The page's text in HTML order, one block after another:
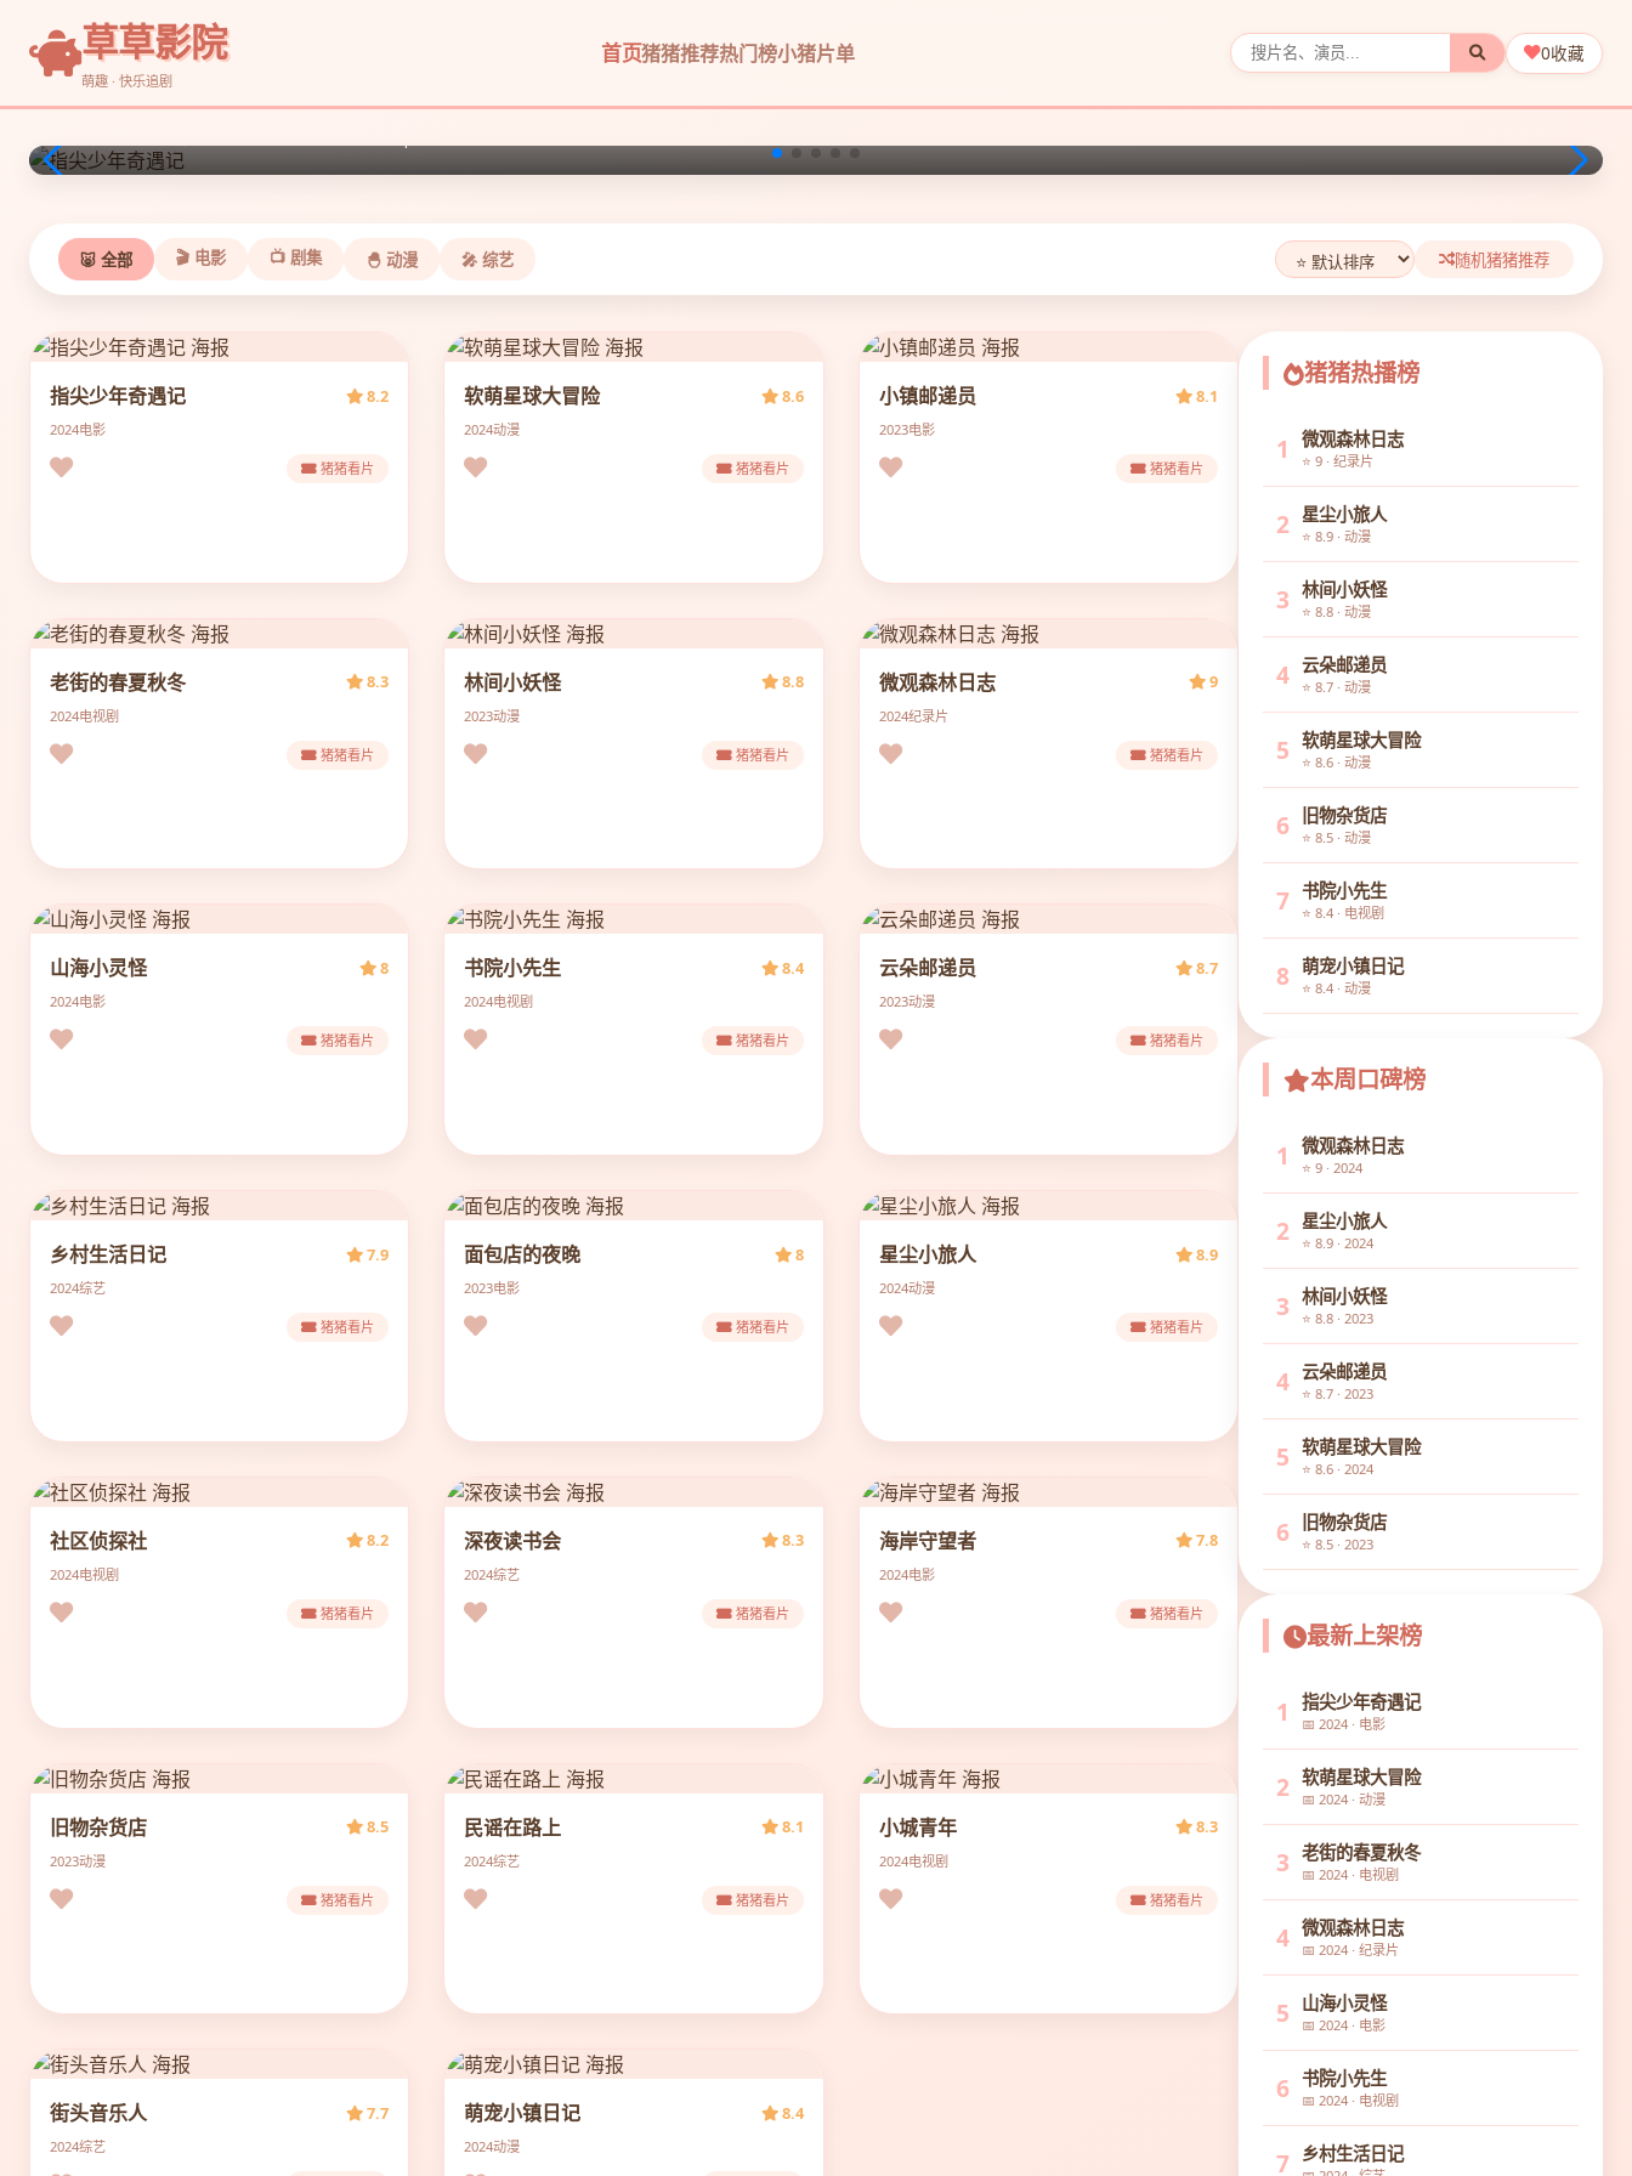
草草影院
萌趣 · 快乐追剧
首页猪猪推荐热门榜小猪片单 0收藏
🐷 指尖少年奇遇记
🐷 软萌星球大冒险
🐷 全部 🎬 电影 📺 剧集 🐣 动漫 🎤 综艺 随机猪猪推荐
指尖少年奇遇记 8.2
2024电影
猪猪看片
软萌星球大冒险 8.6
2024动漫
猪猪看片
小镇邮递员 8.1
2023电影
猪猪看片
老街的春夏秋冬 8.3
2024电视剧
猪猪看片
林间小妖怪 8.8
2023动漫
猪猪看片
微观森林日志 9
2024纪录片
猪猪看片
山海小灵怪 8
2024电影
猪猪看片
书院小先生 8.4
2024电视剧
猪猪看片
云朵邮递员 8.7
2023动漫
猪猪看片
乡村生活日记 7.9
2024综艺
猪猪看片
面包店的夜晚 8
2023电影
猪猪看片
星尘小旅人 8.9
2024动漫
猪猪看片
社区侦探社 8.2
2024电视剧
猪猪看片
深夜读书会 8.3
2024综艺
猪猪看片
海岸守望者 7.8
2024电影
猪猪看片
旧物杂货店 8.5
2023动漫
猪猪看片
民谣在路上 8.1
2024综艺
猪猪看片
小城青年 8.3
2024电视剧
猪猪看片
街头音乐人 7.7
2024综艺
萌宠小镇日记 8.4
2024动漫
猪猪热播榜
1 微观森林日志
⭐ 9 · 纪录片
2 星尘小旅人
⭐ 8.9 · 动漫
3 林间小妖怪
⭐ 8.8 · 动漫
4 云朵邮递员
⭐ 8.7 · 动漫
5 软萌星球大冒险
⭐ 8.6 · 动漫
6 旧物杂货店
⭐ 8.5 · 动漫
7 书院小先生
⭐ 8.4 · 电视剧
8 萌宠小镇日记
⭐ 8.4 · 动漫
本周口碑榜
1 微观森林日志
⭐ 9 · 2024
2 星尘小旅人
⭐ 8.9 · 2024
3 林间小妖怪
⭐ 8.8 · 2023
4 云朵邮递员
⭐ 8.7 · 2023
5 软萌星球大冒险
⭐ 8.6 · 2024
6 旧物杂货店
⭐ 8.5 · 2023
最新上架榜
1 指尖少年奇遇记
📅 2024 · 电影
2 软萌星球大冒险
📅 2024 · 动漫
3 老街的春夏秋冬
📅 2024 · 电视剧
4 微观森林日志
📅 2024 · 纪录片
5 山海小灵怪
📅 2024 · 电影
6 书院小先生
📅 2024 · 电视剧
7 乡村生活日记